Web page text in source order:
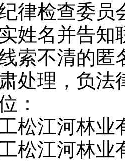
律检查委
姓名并告知
索不清的匿
处理，负法
：
江河林业
江河林业